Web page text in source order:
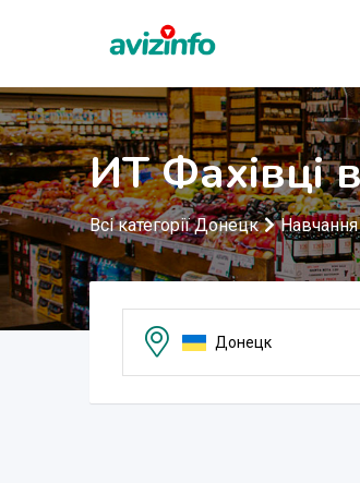
ИТ Фахівці
Всі категорії Донецк Навчання
Донецк